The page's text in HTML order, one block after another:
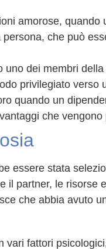
amorose,
che può
dei membri
privilegiato verso
quando un
che
essere stata
il partner, le risorse
che abbia avuto
vari fattori